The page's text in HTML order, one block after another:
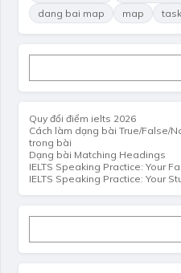
dang bai map
map
Quy đổi điểm ielts 2026
Cách làm dạng bài True/False/
trong bài
Dạng bài Matching Headings
IELTS Speaking Practice: Your
IELTS Speaking Practice: Your